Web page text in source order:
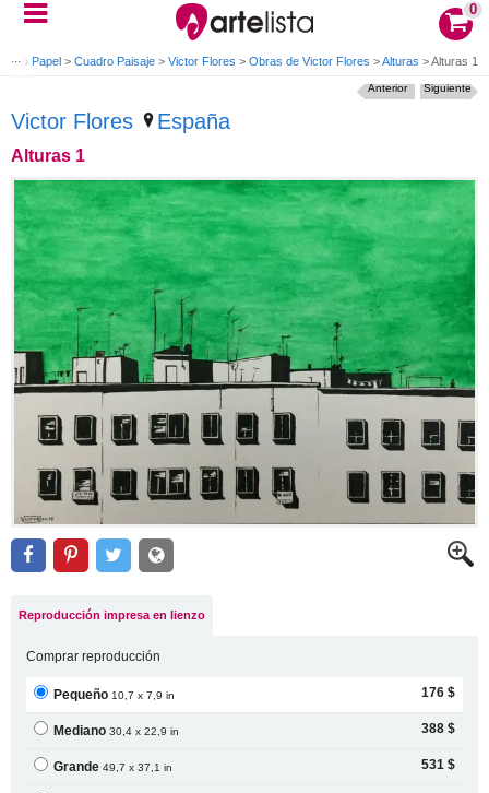
0
Papel > Cuadro Paisaje > Victor Flores > Obras de Victor Flores >Alturas >Alturas 1
Victor Flores España
Alturas 1
Siguiente
Anterior
Reproducción impresa en lienzo
Comprar reproducción
Pequeño10,7 x 7,9 in 176 $
Mediano30,4 x 22,9 in 388 $
Grande49,7 x 37,1 in 531 $